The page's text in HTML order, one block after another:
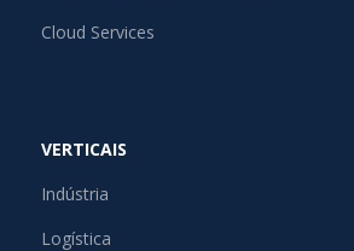
Cloud Services
VERTICAIS
Indústria
Logística